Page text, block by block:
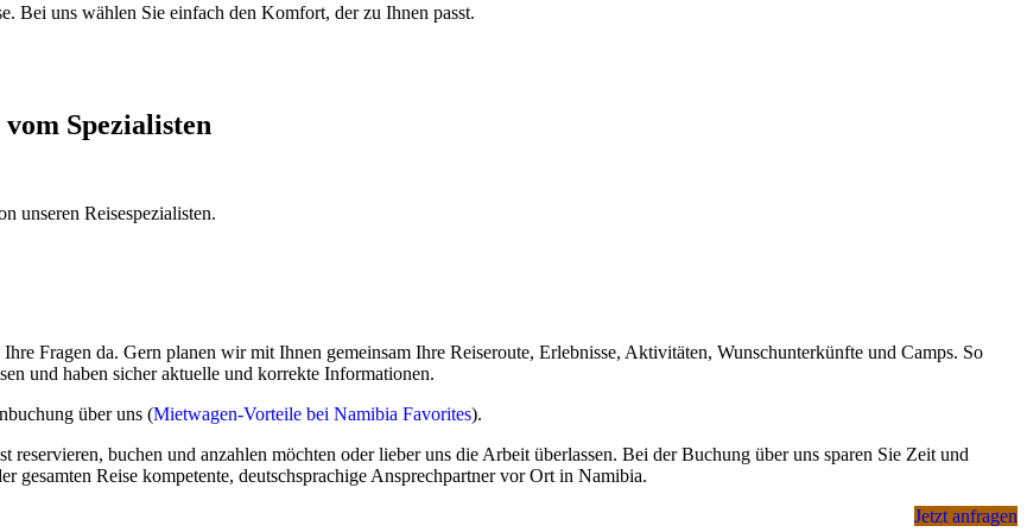
ab: die roten Dünen der Kalahari, die höchsten Dünen der Welt rund um das Sossusvlei, die historische Hafenstadt Swakopmund
den Etoscha-Nationalpark und den Waterberg mit seiner ganz eigenen Tier- und Pflanzenwelt.
Bei uns wählen Sie einfach den Komfort, der zu Ihnen passt.
und zusätzliche Aktivitäten vor Ort
ausgewählten Mietwagen, Anzahl Personen pro Mietwagen, Unterkünften & Aktivitäten.
Spezialisten
unseren Reisespezialisten.
Fragen da. Gern planen wir mit Ihnen gemeinsam Ihre Reiseroute, Erlebnisse, Aktivitäten, Wunschunterkünfte und Camps. So
und haben sicher aktuelle und korrekte Informationen.
über uns (Mietwagen-Vorteile bei Namibia Favorites).
reservieren, buchen und anzahlen möchten oder lieber uns die Arbeit überlassen. Bei der Buchung über uns sparen Sie Zeit und
gesamten Reise kompetente, deutschsprachige Ansprechpartner vor Ort in Namibia.
Jetzt anfragen